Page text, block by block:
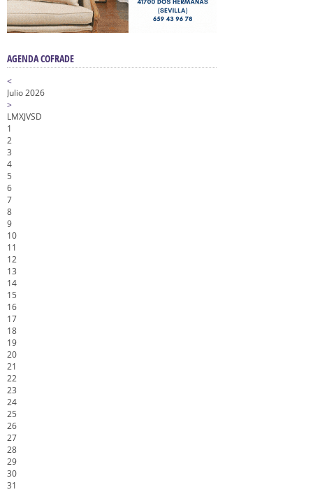
AGENDA COFRADE
<
Julio 2026
>
LMXJVSD
1
2
3
4
5
6
7
8
9
10
11
12
13
14
15
16
17
18
19
20
21
22
23
24
25
26
27
28
29
30
31